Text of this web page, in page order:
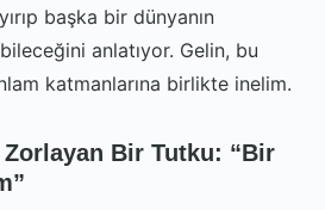
başka bir dünyanın
anlatıyor. Gelin, bu
katmanlarına birlikte inelim.
Zorlayan Bir Tutku: “Bir